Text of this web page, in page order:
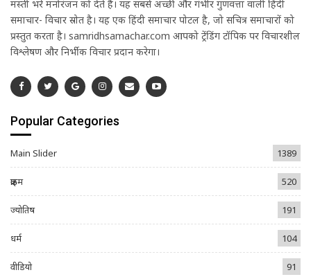
मस्ती भरे मनोरंजन को देते हैं। यह सबसे अच्छी और गंभीर गुणवत्ता वाली हिंदी
समाचार- विचार स्रोत है। यह एक हिंदी समाचार पोर्टल है, जो सचित्र समाचारों को
प्रस्तुत करता है। samridhsamachar.com आपको ट्रेंडिंग टॉपिक पर विचारशील
विश्लेषण और निर्भीक विचार प्रदान करेगा।
Popular Categories
Main Slider 1389
क्राइम 520
ज्योतिष 191
धर्म 104
वीडियो 91